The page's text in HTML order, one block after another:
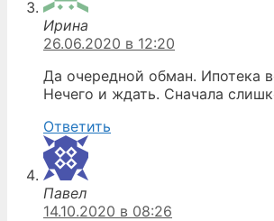
Ирина
26.06.2020 в 12:20
Да очередной обман. Ипотека
Нечего и ждать. Сначала
Ответить
Павел
14.10.2020 в 08:26